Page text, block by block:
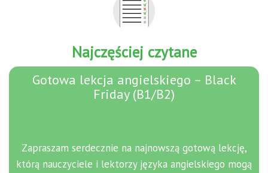
Najczęściej czytane
Gotowa lekcja angielskiego – Black
Friday (B1/B2)
Zapraszam serdecznie na najnowszą gotową lekcję,
którą nauczyciele i lektorzy języka angielskiego mogą